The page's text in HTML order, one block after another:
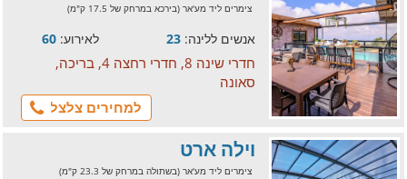
צימרים ליד מע'אר (בירכא במרחק של 17.5 ק"מ)
אנשים ללינה: 23 לאירוע: 60
חדרי שינה 8, חדרי רחצה 4, בריכה,
סאונה
למחירים צלצל
וילה ארט
צימרים ליד מע'אר (בשתולה במרחק של 23.3 ק"מ)